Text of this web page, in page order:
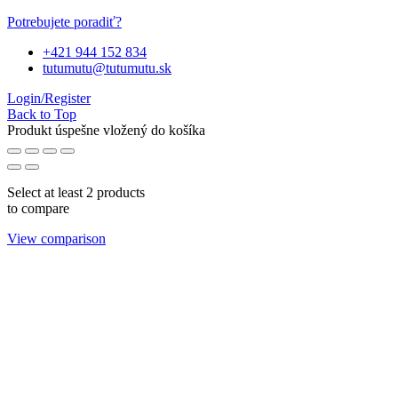
Potrebujete poradiť?
+421 944 152 834
tutumutu@tutumutu.sk
Login/Register
Back to Top
Produkt úspešne vložený do košíka
Select at least 2 products
to compare
View comparison